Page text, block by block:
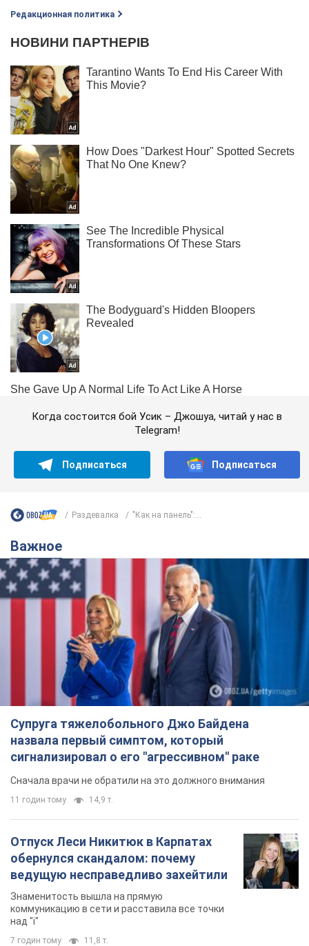
Редакционная политика
Когда состоится бой Усик – Джошуа, читай у нас в
Telegram!
Подписаться Подписаться
Раздевалка "Как на панель":...
Важное
Супруга тяжелобольного Джо Байдена
назвала первый симптом, который
сигнализировал о его "агрессивном" раке
Сначала врачи не обратили на это должного внимания
11 годин тому 14,9 т.
Отпуск Леси Никитюк в Карпатах
обернулся скандалом: почему
ведущую несправедливо захейтили
Знаменитость вышла на прямую
коммуникацию в сети и расставила все точки
над "i"
7 годин тому 11,8 т.